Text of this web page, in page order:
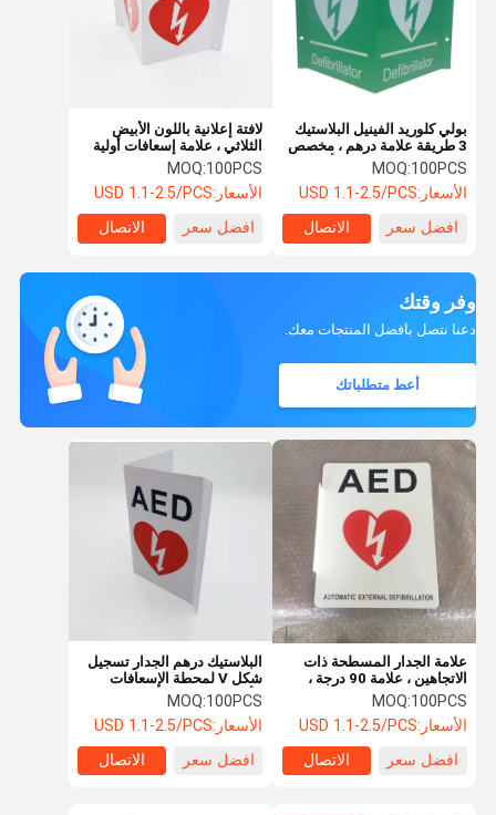
لافتة إعلانية باللون الأبيض
الثلاثي ، علامة إسعافات أولية
بلاستيكية على شكل حرف V
MOQ:100PCS
الأسعار:USD 1.1-2.5/PCS
افضل سعر
الاتصال
بولي كلوريد الفينيل البلاستيك
3 طريقة علامة درهم ، مخصص
الطباعة v الإسعافات الأولية
درهم علامة
MOQ:100PCS
الأسعار:USD 1.1-2.5/PCS
افضل سعر
الاتصال
وفر وقتك
دعنا نتصل بأفضل المنتجات معك.
أعط متطلباتك
علامة الجدار المسطحة ذات
الاتجاهين ، علامة 90 درجة ،
254 × 177 ملم
MOQ:100PCS
الأسعار:USD 1.1-2.5/PCS
افضل سعر
الاتصال
البلاستيك درهم الجدار تسجيل
شكل V لمحطة الإسعافات
الأولية الذكية في الهواء الطلق
MOQ:100PCS
الأسعار:USD 1.1-2.5/PCS
افضل سعر
الاتصال